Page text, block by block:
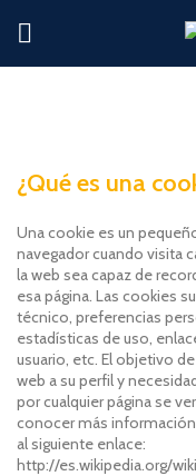
¿Qué es una
Una cookie es un
navegador cuando visita
la web sea capaz de
esa página. Las cookies
técnico, preferencias
estadísticas de uso,
usuario, etc. El objetivo
web a su perfil y
por cualquier página se
conocer más
al siguiente enlace:
http://es.wikipedia.org/